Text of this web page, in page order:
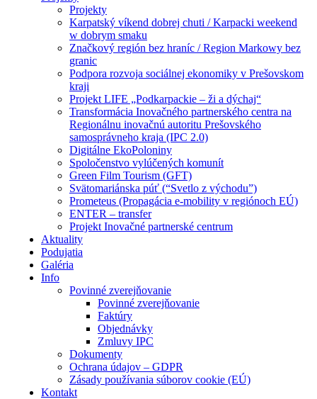
Projekty
Karpatský víkend dobrej chuti / Karpacki weekend
w dobrym smaku
Značkový región bez hraníc / Region Markowy bez
granic
Podpora rozvoja sociálnej ekonomiky v Prešovskom
kraji
Projekt LIFE „Podkarpackie – ži a dýchaj“
Transformácia Inovačného partnerského centra na
Regionálnu inovačnú autoritu Prešovského
samosprávneho kraja (IPC 2.0)
Digitálne EkoPoloniny
Spoločenstvo vylúčených komunít
Green Film Tourism (GFT)
Svätomariánska púť (“Svetlo z východu”)
Prometeus (Propagácia e-mobility v regiónoch EÚ)
ENTER – transfer
Projekt Inovačné partnerské centrum
Aktuality
Podujatia
Galéria
Info
Povinné zverejňovanie
Povinné zverejňovanie
Faktúry
Objednávky
Zmluvy IPC
Dokumenty
Ochrana údajov – GDPR
Zásady používania súborov cookie (EÚ)
Kontakt